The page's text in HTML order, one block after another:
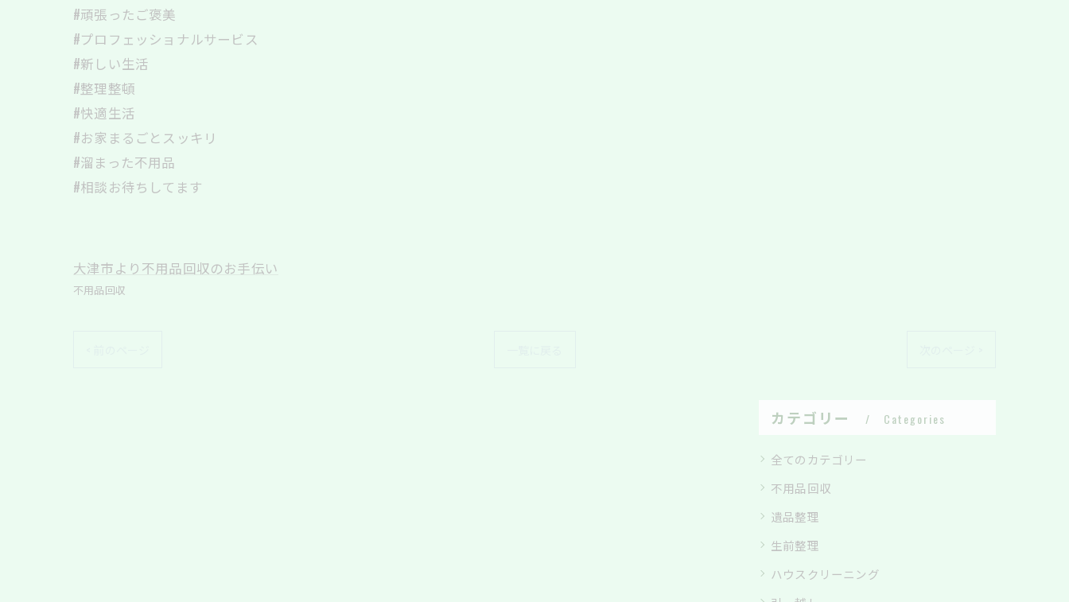
#頑張ったご褒美
#プロフェッショナルサービス
#新しい生活
#整理整頓
#快適生活
#お家まるごとスッキリ
#溜まった不用品
#相談お待ちしてます
大津市より不用品回収のお手伝い
不用品回収
カテゴリー Categories
全てのカテゴリー
不用品回収
遺品整理
生前整理
ハウスクリーニング